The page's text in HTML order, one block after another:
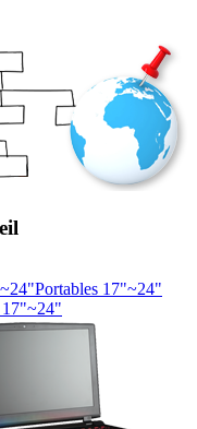
Portables 17"~24"
17"~24"